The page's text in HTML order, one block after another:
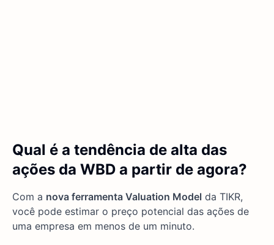
Qual é a tendência de alta das
ações da WBD a partir de agora?
Com a nova ferramenta Valuation Model da TIKR,
você pode estimar o preço potencial das ações de
uma empresa em menos de um minuto.